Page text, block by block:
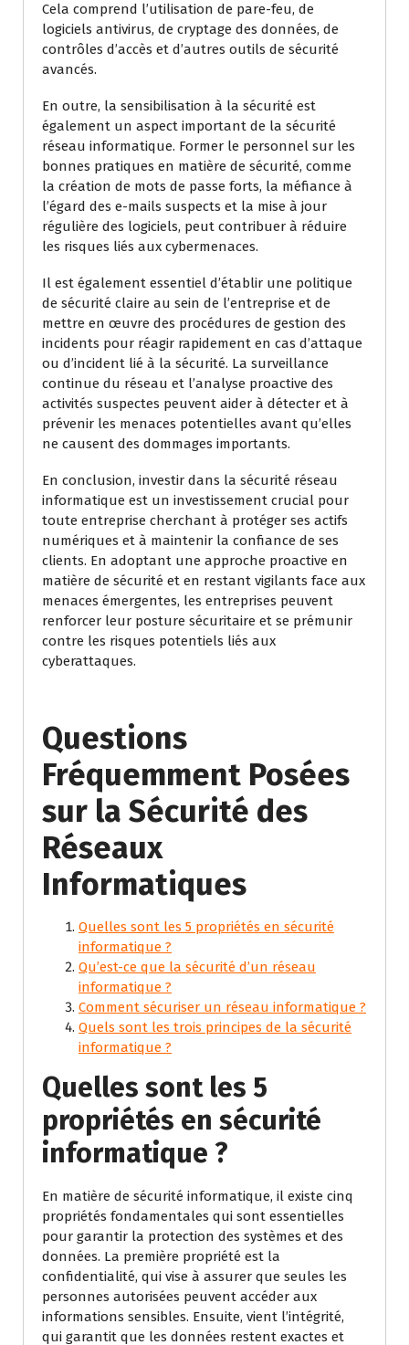
Cela comprend l’utilisation de pare-feu, de
logiciels antivirus, de cryptage des données, de
contrôles d’accès et d’autres outils de sécurité
avancés.
En outre, la sensibilisation à la sécurité est
également un aspect important de la sécurité
réseau informatique. Former le personnel sur les
bonnes pratiques en matière de sécurité, comme
la création de mots de passe forts, la méfiance à
l’égard des e-mails suspects et la mise à jour
régulière des logiciels, peut contribuer à réduire
les risques liés aux cybermenaces.
Il est également essentiel d’établir une politique
de sécurité claire au sein de l’entreprise et de
mettre en œuvre des procédures de gestion des
incidents pour réagir rapidement en cas d’attaque
ou d’incident lié à la sécurité. La surveillance
continue du réseau et l’analyse proactive des
activités suspectes peuvent aider à détecter et à
prévenir les menaces potentielles avant qu’elles
ne causent des dommages importants.
En conclusion, investir dans la sécurité réseau
informatique est un investissement crucial pour
toute entreprise cherchant à protéger ses actifs
numériques et à maintenir la confiance de ses
clients. En adoptant une approche proactive en
matière de sécurité et en restant vigilants face aux
menaces émergentes, les entreprises peuvent
renforcer leur posture sécuritaire et se prémunir
contre les risques potentiels liés aux
cyberattaques.
Questions
Fréquemment Posées
sur la Sécurité des
Réseaux
Informatiques
Quelles sont les 5 propriétés en sécurité
informatique ?
Qu’est-ce que la sécurité d’un réseau
informatique ?
Comment sécuriser un réseau informatique ?
Quels sont les trois principes de la sécurité
informatique ?
Quelles sont les 5
propriétés en sécurité
informatique ?
En matière de sécurité informatique, il existe cinq
propriétés fondamentales qui sont essentielles
pour garantir la protection des systèmes et des
données. La première propriété est la
confidentialité, qui vise à assurer que seules les
personnes autorisées peuvent accéder aux
informations sensibles. Ensuite, vient l’intégrité,
qui garantit que les données restent exactes et